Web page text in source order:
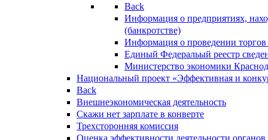
Back
Информация о предприятиях,
(банкротстве)
Информация о проведении
Единый Федеральый реестр
Министерство экономики
Национальный проект «Эффективная и
Back
Внешнеэкономическая деятельность
Скажи нет зарплате в конверте
Трехсторонняя комиссия
Оценка эффективности деятельности